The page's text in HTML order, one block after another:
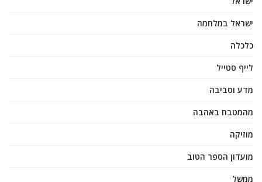
ישראל במלחמה
כלכלה
לייף סטייל
מדע וסביבה
מהמטבח באהבה
מוזיקה
מועדון הספר הטוב
ממשל